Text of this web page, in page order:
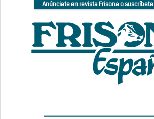
Anúnciate en revista Frisona o suscríbete